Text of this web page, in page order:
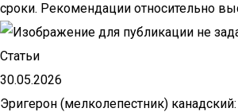
сроки. Рекомендации относительно
Статьи
30.05.2026
Эригерон (мелколепестник)